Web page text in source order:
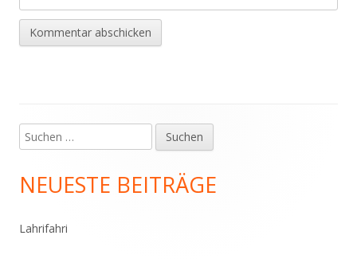
Haupt-
Seitenleiste
Suchen
nach:
NEUESTE BEITRÄGE
Lahrifahri